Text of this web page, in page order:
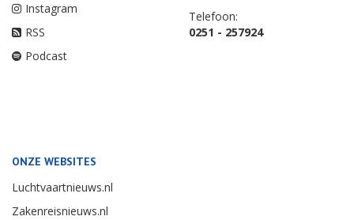
Instagram
RSS
Podcast
Telefoon:
0251 - 257924
ONZE WEBSITES
Luchtvaartnieuws.nl
Zakenreisnieuws.nl